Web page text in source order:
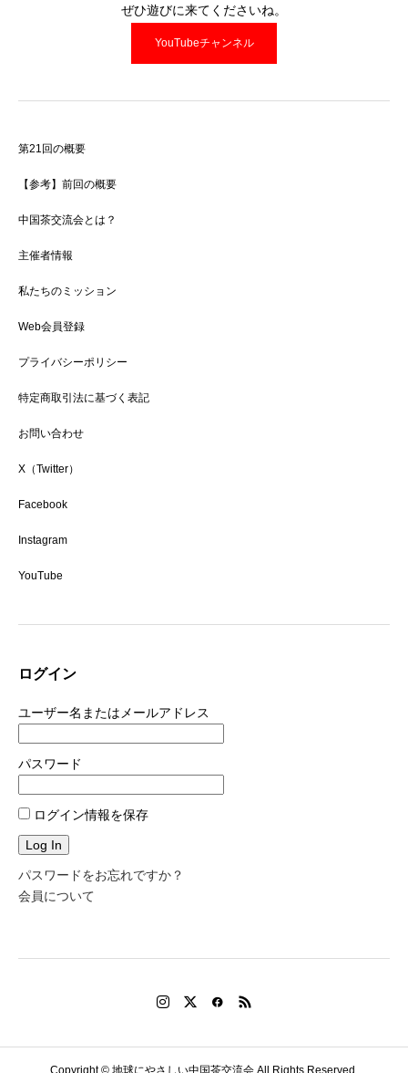
ぜひ遊びに来てくださいね。
YouTubeチャンネル
第21回の概要
【参考】前回の概要
中国茶交流会とは？
主催者情報
私たちのミッション
Web会員登録
プライバシーポリシー
特定商取引法に基づく表記
お問い合わせ
X（Twitter）
Facebook
Instagram
YouTube
ログイン
ユーザー名またはメールアドレス
パスワード
ログイン情報を保存
パスワードをお忘れですか？
会員について
Copyright © 地球にやさしい中国茶交流会 All Rights Reserved.